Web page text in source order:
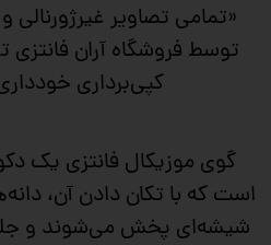
«تمامی تصاویر
توسط فروشگاه آران فانتزی
کپی‌برداری
گوی موزیکال فانتزی یک
است که با تکان دادن آن،
شیشه‌ای پخش می‌شوند و